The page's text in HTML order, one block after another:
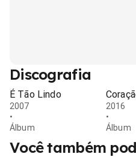
Discografia
É Tão Lindo
2007
•
Álbum
2016
•
Álbum
Você também